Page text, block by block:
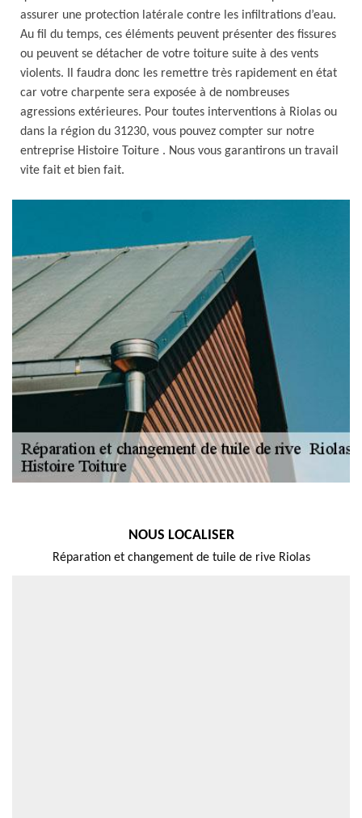
assurer une protection latérale contre les infiltrations d’eau.
Au fil du temps, ces éléments peuvent présenter des fissures
ou peuvent se détacher de votre toiture suite à des vents
violents. Il faudra donc les remettre très rapidement en état
car votre charpente sera exposée à de nombreuses
agressions extérieures. Pour toutes interventions à Riolas ou
dans la région du 31230, vous pouvez compter sur notre
entreprise Histoire Toiture . Nous vous garantirons un travail
vite fait et bien fait.
NOUS LOCALISER
Réparation et changement de tuile de rive Riolas